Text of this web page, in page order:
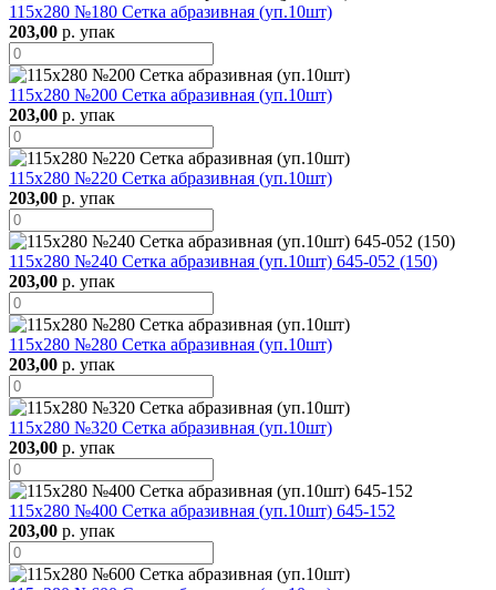
115х280 №180 Сетка абразивная (уп.10шт)
203,00 р. упак
115х280 №200 Сетка абразивная (уп.10шт)
203,00 р. упак
115х280 №220 Сетка абразивная (уп.10шт)
203,00 р. упак
115х280 №240 Сетка абразивная (уп.10шт) 645-052 (150)
203,00 р. упак
115х280 №280 Сетка абразивная (уп.10шт)
203,00 р. упак
115х280 №320 Сетка абразивная (уп.10шт)
203,00 р. упак
115х280 №400 Сетка абразивная (уп.10шт) 645-152
203,00 р. упак